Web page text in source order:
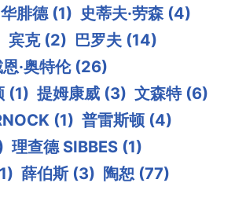
华腓德 (1) 史蒂夫·劳森 (4)
宾克 (2) 巴罗夫 (14)
·奥特伦 (26)
(1) 提姆康威 (3) 文森特 (6)
(1) 普雷斯顿 (4)
理查德 SIBBES (1)
薛伯斯 (3) 陶恕 (77)